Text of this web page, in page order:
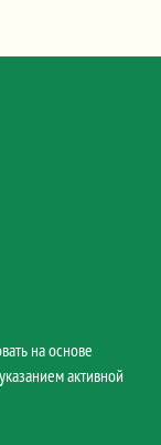
на основе
активной